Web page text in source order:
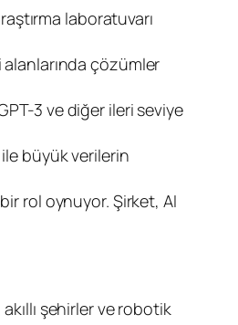
laboratuvarı
çözümler
3 ve diğer ileri seviye
büyük verilerin
rol oynuyor. Şirket, AI
şehirler ve robotik